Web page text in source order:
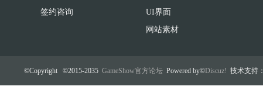
签约咨询
UI界面
网站素材
©Copyright ©2015-2035 GameShow官方论坛 Powered by©Discuz! 技术支持：